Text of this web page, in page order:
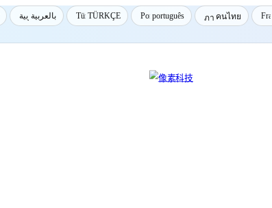
بالعربية TÜRKÇE português คนไทย